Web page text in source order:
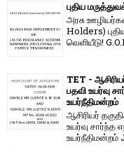
புதிய
அரசு
Holders)
வெளியீடு!
TET -
பதவி உயர்வு
உயர்நீதிமன்றம்
ஆசிரியர்
உயர்வு சார்ந்த
உயர்நீதிமன்றம்